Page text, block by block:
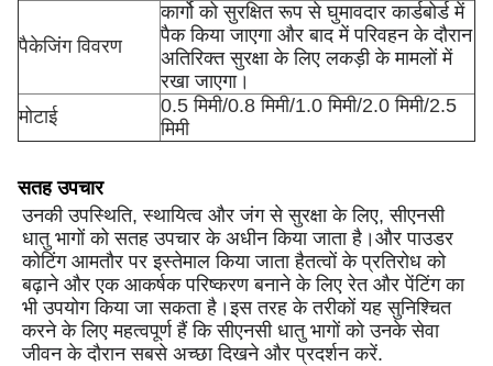
पैकेजिंग विवरण
कार्गो को सुरक्षित रूप से घुमावदार कार्डबोर्ड में
पैक किया जाएगा और बाद में परिवहन के दौरान
अतिरिक्त सुरक्षा के लिए लकड़ी के मामलों में
रखा जाएगा।
मोटाई
0.5 मिमी/0.8 मिमी/1.0 मिमी/2.0 मिमी/2.5
मिमी
सतह उपचार
उनकी उपस्थिति, स्थायित्व और जंग से सुरक्षा के लिए, सीएनसी
धातु भागों को सतह उपचार के अधीन किया जाता है।और पाउडर
कोटिंग आमतौर पर इस्तेमाल किया जाता हैतत्वों के प्रतिरोध को
बढ़ाने और एक आकर्षक परिष्करण बनाने के लिए रेत और पेंटिंग का
भी उपयोग किया जा सकता है।इस तरह के तरीकों यह सुनिश्चित
करने के लिए महत्वपूर्ण हैं कि सीएनसी धातु भागों को उनके सेवा
जीवन के दौरान सबसे अच्छा दिखने और प्रदर्शन करें.